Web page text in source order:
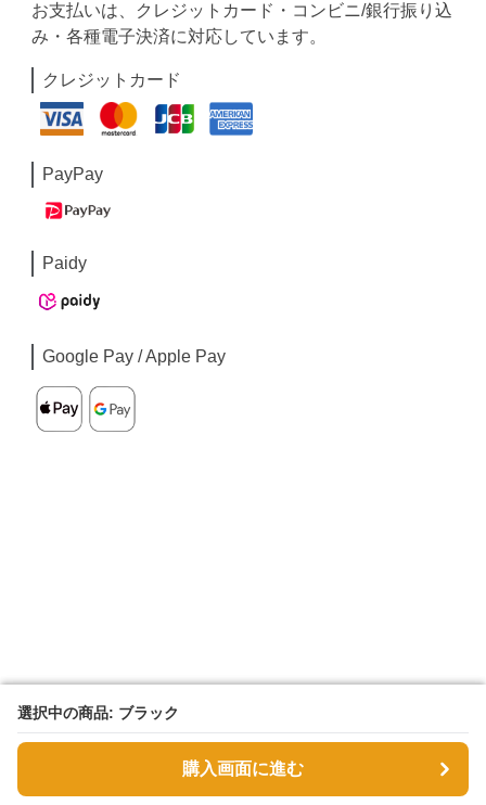
選択中の商品: ブラック
購入画面に進む
選択中の商品: ブラック
購入画面に進む
お支払いは、クレジットカード・コンビニ/銀行振り込
み・各種電子決済に対応しています。
クレジットカード
PayPay
Paidy
Google Pay / Apple Pay